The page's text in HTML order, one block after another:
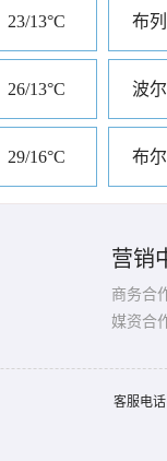
23/13°C 布
26/13°C 波
29/16°C 布
营销
商务合
媒资合
客服电